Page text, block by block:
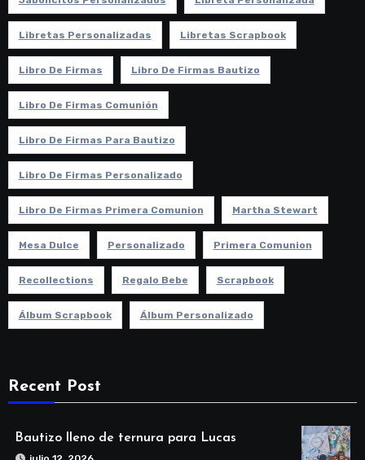
Libretas Personalizadas Libretas Scrapbook
Libro De Firmas Libro De Firmas Bautizo
Libro De Firmas Comunión
Libro De Firmas Para Bautizo
Libro De Firmas Personalizado
Libro De Firmas Primera Comunion Martha Stewart
Mesa Dulce Personalizado Primera Comunion
Recollections Regalo Bebe Scrapbook
Álbum Scrapbook Álbum Personalizado
Recent Post
Bautizo lleno de ternura para Lucas